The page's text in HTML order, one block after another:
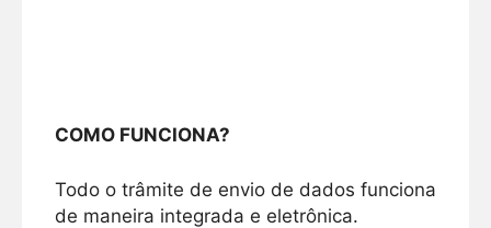
COMO FUNCIONA?
Todo o trâmite de envio de dados funciona
de maneira integrada e eletrônica.